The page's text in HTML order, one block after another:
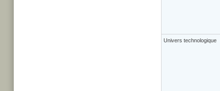
Univers technologique